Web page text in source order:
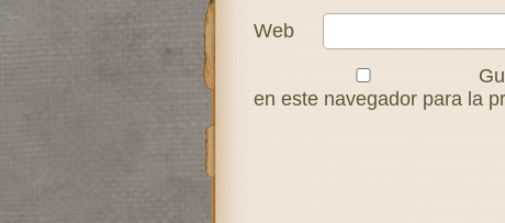
Web
en este navegador para la